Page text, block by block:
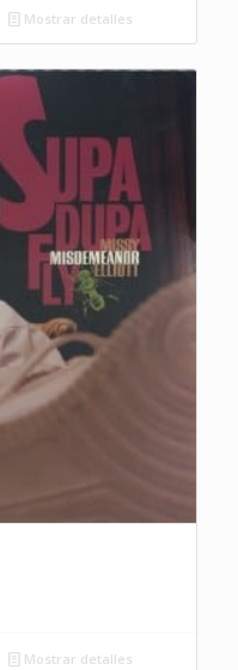
Mostrar detalles
Mostrar detalles